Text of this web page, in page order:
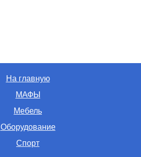
На главную
МАФЫ
Мебель
Оборудование
Спорт